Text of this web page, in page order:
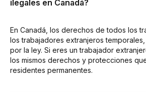
ilegales en Canadá?
En Canadá, los derechos de todos los
los trabajadores extranjeros
por la ley. Si eres un trabajador
los mismos derechos y protecciones
residentes permanentes.